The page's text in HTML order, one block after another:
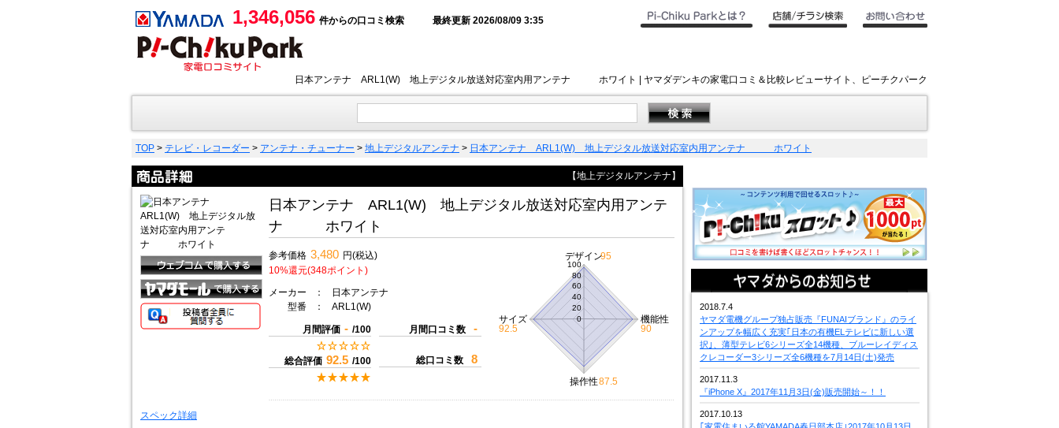
1,346,056 件からの口コミ検索 最終更新 2026/08/09 3:35
日本アンテナ ARL1(W) 地上デジタル放送対応室内用アンテナ ホワイト | ヤマダデンキの家電口コミ＆比較レビューサイト、ピーチクパーク
TOP > テレビ・レコーダー > アンテナ・チューナー > 地上デジタルアンテナ > 日本アンテナ ARL1(W) 地上デジタル放送対応室内用アンテナ ホワイト
【地上デジタルアンテナ】
日本アンテナ ARL1(W) 地上デジタル放送対応室内用アンテ
ナ ホワイト
参考価格 3,480 円(税込)
10%還元(348ポイント)
メーカー
：
日本アンテナ
型番
： ARL1(W)
月間評価 - /100
総合評価 92.5 /100
月間口コミ数 -
総口コミ数 8
0
20
40
60
80
100
デザイン95
機能性
90
操作性87.5
サイズ
92.5
スペック詳細
2018.7.4
ヤマダ電機グループ独占販売『FUNAIブランド』のライ
ンアップを幅広く充実｢日本の有機ELテレビに新しい選
択｣、薄型テレビ6シリーズ全14機種、ブルーレイディス
クレコーダー3シリーズ全6機種を7月14日(土)発売
2017.11.3
『iPhone X』2017年11月3日(金)販売開始～！！
2017.10.13